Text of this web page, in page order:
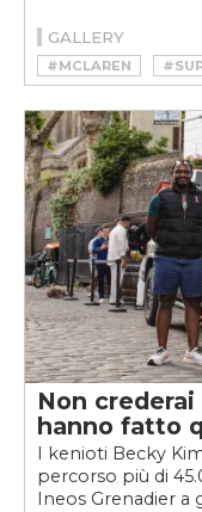
GALLERY
#MCLAREN
Non
hanno fatto
I kenioti Becky
percorso più di
Ineos Grenadier a